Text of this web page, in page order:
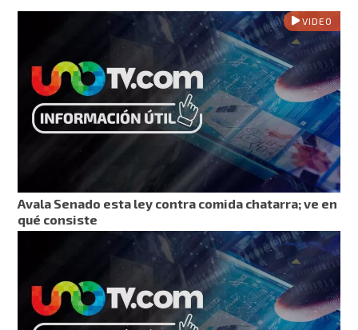
VIDEO
Avala Senado esta ley contra comida chatarra; ve en
qué consiste